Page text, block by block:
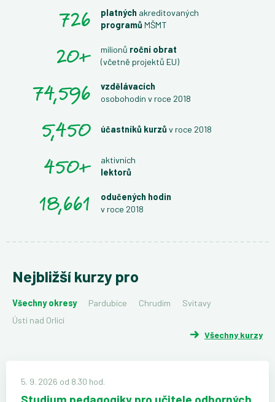
726 platných akreditovaných
programů MŠMT
20+ milionů roční obrat
(včetně projektů EU)
74,596
vzdělávacích
osobohodin v roce 2018
5,450 účastníků kurzů v roce 2018
450+
aktivních
lektorů
18,661
odučených hodin
v roce 2018
Nejbližší kurzy pro
Všechny okresy Pardubice Chrudim
Svitavy
Ústí nad Orlicí
Všechny kurzy
5. 9. 2026 od 8.30 hod.
Studium pedagogiky pro učitele odborných